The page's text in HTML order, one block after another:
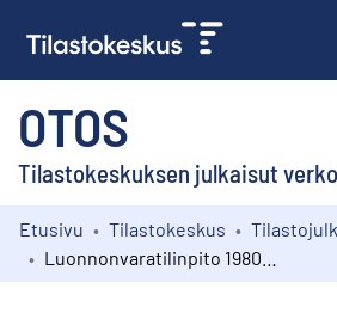
OTOS
Tilastokeskuksen julkaisut
Kokoelmat
Etusivu Tilastokeskus